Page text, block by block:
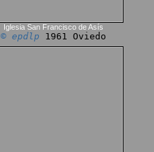
Iglesia San Francisco de Asís
© epdlp 1961 Oviedo